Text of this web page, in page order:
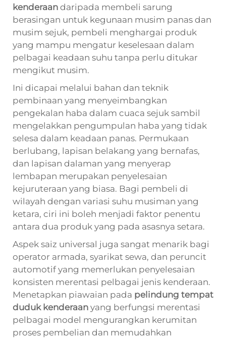
kenderaan daripada membeli sarung
berasingan untuk kegunaan musim panas dan
musim sejuk, pembeli menghargai produk
yang mampu mengatur keselesaan dalam
pelbagai keadaan suhu tanpa perlu ditukar
mengikut musim.
Ini dicapai melalui bahan dan teknik
pembinaan yang menyeimbangkan
pengekalan haba dalam cuaca sejuk sambil
mengelakkan pengumpulan haba yang tidak
selesa dalam keadaan panas. Permukaan
berlubang, lapisan belakang yang bernafas,
dan lapisan dalaman yang menyerap
lembapan merupakan penyelesaian
kejuruteraan yang biasa. Bagi pembeli di
wilayah dengan variasi suhu musiman yang
ketara, ciri ini boleh menjadi faktor penentu
antara dua produk yang pada asasnya setara.
Aspek saiz universal juga sangat menarik bagi
operator armada, syarikat sewa, dan peruncit
automotif yang memerlukan penyelesaian
konsisten merentasi pelbagai jenis kenderaan.
Menetapkan piawaian pada pelindung tempat
duduk kenderaan yang berfungsi merentasi
pelbagai model mengurangkan kerumitan
proses pembelian dan memudahkan